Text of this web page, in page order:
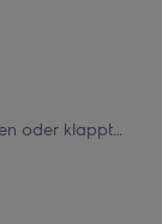
oder klappt